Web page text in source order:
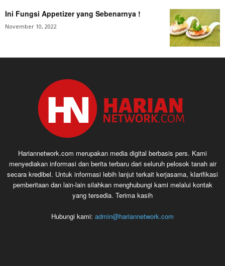
Ini Fungsi Appetizer yang Sebenarnya !
November 10, 2022
Hariannetwork.com merupakan media digital berbasis pers. Kami
menyediakan informasi dan berita terbaru dari seluruh pelosok tanah air
secara kredibel. Untuk informasi lebih lanjut terkait kerjasama, klarifikasi
pemberitaan dan lain-lain silahkan menghubungi kami melalui kontak
yang tersedia. Terima kasih
Hubungi kami: admin@hariannetwork.com